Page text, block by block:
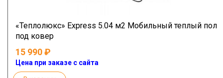
«Теплолюкс» Express 5.04 м2 Мобильный теплый пол
под ковер
15 990
Цена при заказе с сайта